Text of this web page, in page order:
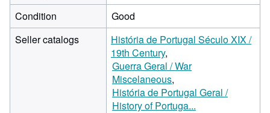
Condition
Good
Seller catalogs
História de Portugal Século XIX /
19th Century
Guerra Geral / War
Miscelaneous
História de Portugal Geral /
History of Portuga...